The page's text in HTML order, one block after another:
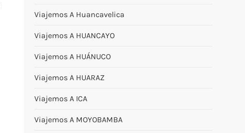
Viajemos A Huancavelica
Viajemos A HUANCAYO
Viajemos A HUÁNUCO
Viajemos A HUARAZ
Viajemos A ICA
Viajemos A MOYOBAMBA